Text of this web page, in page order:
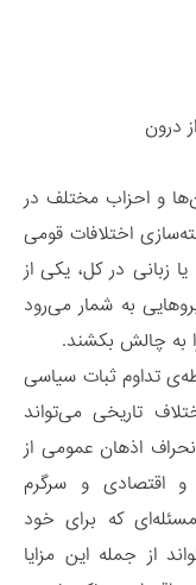
و احزاب مختلف در
اختلافات قومی
زبانی در کل‌، یکی از
به شمار می‌رود
به چالش بکشند.
تداوم ثبات سیاسی
تاریخی می‌تواند
اذهان عمومی از
و اقتصادی و سرگرم
که برای خود
از جمله این مزایا